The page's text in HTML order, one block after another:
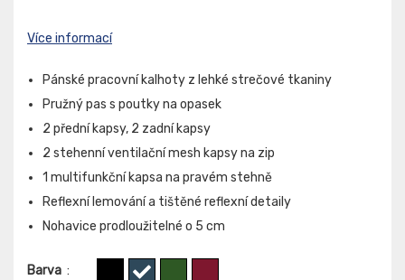
Více informací
Pánské pracovní kalhoty z lehké strečové tkaniny
Pružný pas s poutky na opasek
2 přední kapsy, 2 zadní kapsy
2 stehenní ventilační mesh kapsy na zip
1 multifunkční kapsa na pravém stehně
Reflexní lemování a tištěné reflexní detaily
Nohavice prodloužitelné o 5 cm
Barva :